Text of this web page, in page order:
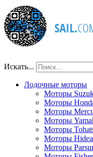
Искать...
Лодочные моторы
Моторы
Моторы
Моторы
Моторы
Моторы
Моторы Hidea
Моторы